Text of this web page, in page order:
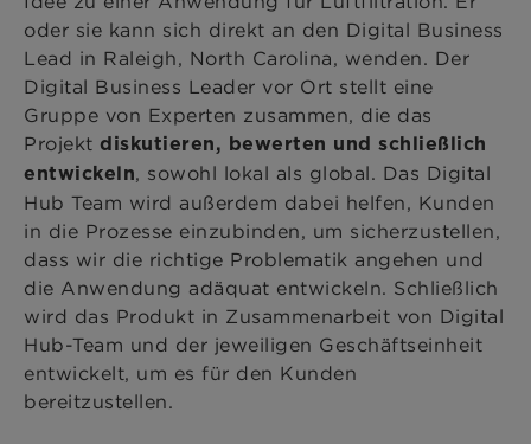
oder sie kann sich direkt an den Digital Business
Lead in Raleigh, North Carolina, wenden. Der
Digital Business Leader vor Ort stellt eine
Gruppe von Experten zusammen, die das
Projekt diskutieren, bewerten und schließlich
entwickeln, sowohl lokal als global. Das Digital
Hub Team wird außerdem dabei helfen, Kunden
in die Prozesse einzubinden, um sicherzustellen,
dass wir die richtige Problematik angehen und
die Anwendung adäquat entwickeln. Schließlich
wird das Produkt in Zusammenarbeit von Digital
Hub-Team und der jeweiligen Geschäftseinheit
entwickelt, um es für den Kunden
bereitzustellen.